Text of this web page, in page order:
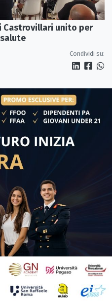
Castrovillari unito per
Condividi su: